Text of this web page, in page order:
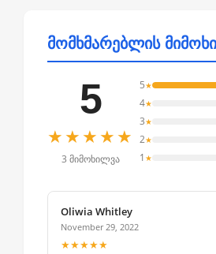
მომხმარებლის
5
★★★★★
3 მიმოხილვა
5★
4★
3★
2★
1 ★
Oliwia Whitley
November 29, 2022
★★★★★